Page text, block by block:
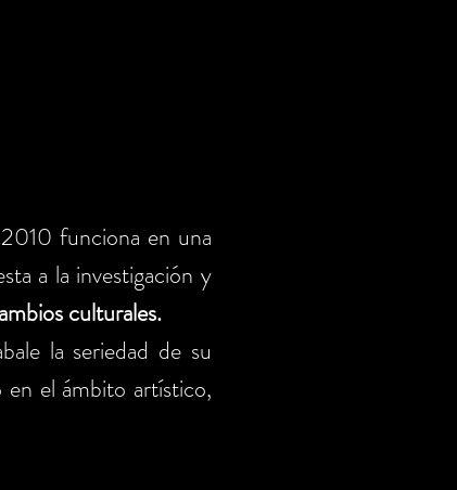
funciona en una
a la investigación y
culturales.
la seriedad de su
en el ámbito artístico,